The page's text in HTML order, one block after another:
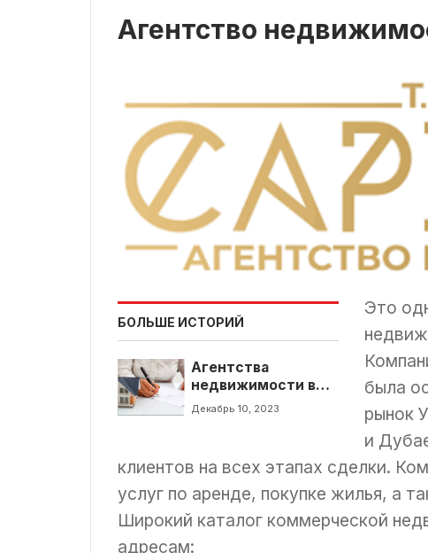
Агентство
БОЛЬШЕ ИСТОРИЙ
Агентства
недвижимости в
Киеве. Где искать
Декабрь 10, 2023
Это
была
рынок
и
клиентов на всех этапах сделки.
услуг по аренде, покупке жилья, а
Широкий каталог коммерческой
адресам: